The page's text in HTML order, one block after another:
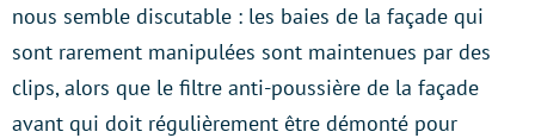
nous semble discutable : les baies de la façade qui
sont rarement manipulées sont maintenues par des
clips, alors que le filtre anti-poussière de la façade
avant qui doit régulièrement être démonté pour